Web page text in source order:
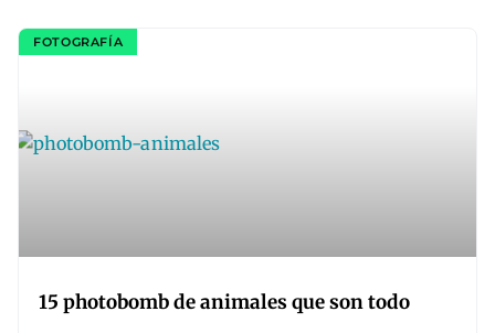
FOTOGRAFÍA
15 photobomb de animales que son todo